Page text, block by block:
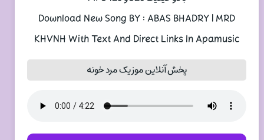
Download New Song BY : ABAS BHADRY | MRD
KHVNH With Text And Direct Links In Apamusic
پخش آنلاین موزیک مرد خونه